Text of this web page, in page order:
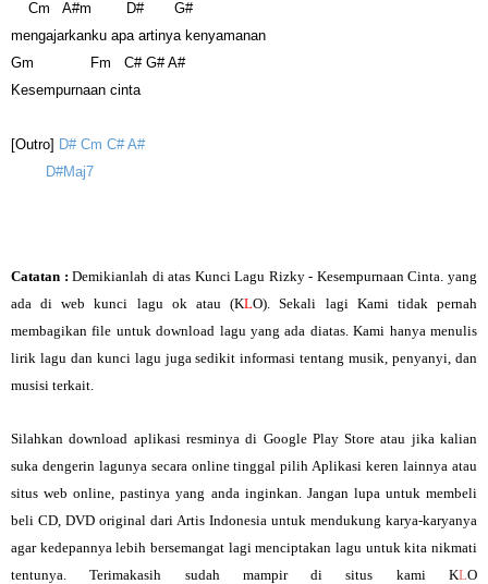
Cm A#m D# G#
mengajarkanku apa artinya kenyamanan
Gm Fm C# G# A#
Kesempurnaan cinta
[Outro] D# Cm C# A#
D#Maj7
Catatan : Demikianlah di atas Kunci Lagu Rizky - Kesempurnaan Cinta.yang
ada di web kunci lagu ok atau (KLO). Sekali lagi Kami tidak pernah
membagikan file untuk download lagu yang ada diatas. Kami hanya menulis
lirik lagu dan kunci lagu juga sedikit informasi tentang musik, penyanyi, dan
musisi terkait.
Silahkan download aplikasi resminya di Google Play Store atau jika kalian
suka dengerin lagunya secara online tinggal pilih Aplikasi keren lainnya atau
situs web online, pastinya yang anda inginkan. Jangan lupa untuk membeli
beli CD, DVD original dari Artis Indonesia untuk mendukung karya-karyanya
agar kedepannya lebih bersemangat lagi menciptakan lagu untuk kita nikmati
tentunya. Terimakasih sudah mampir di situs kami KLO